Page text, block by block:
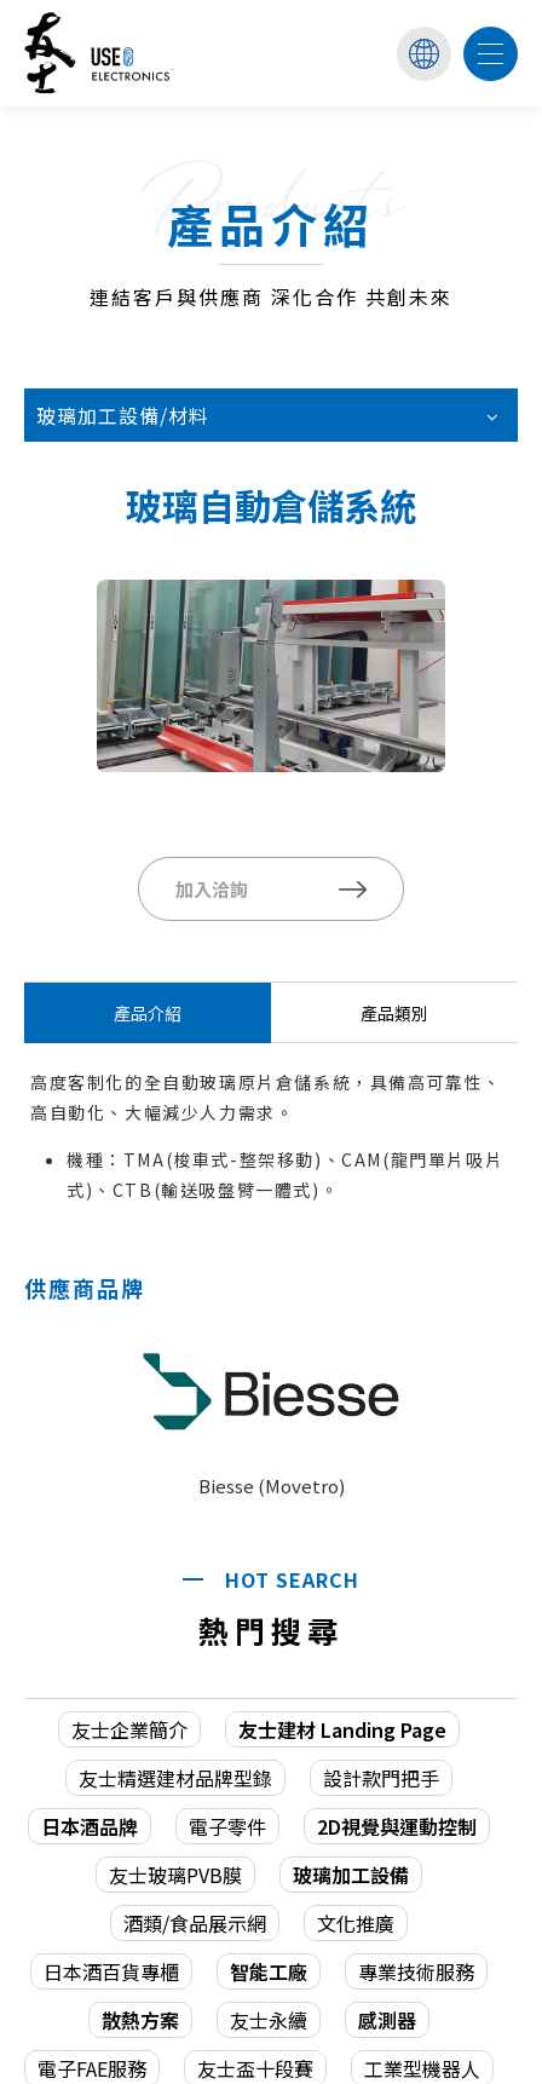
Products
產品介紹
連結客戶與供應商 深化合作 共創未來
玻璃加工設備/材料
玻璃自動倉儲系統
加入洽詢
產品介紹 產品類別
高度客制化的全自動玻璃原片倉儲系統，具備高可靠性、
高自動化、大幅減少人力需求。
機種：TMA(梭車式-整架移動)、CAM(龍門單片吸片
式)、CTB(輸送吸盤臂一體式)。
供應商品牌
Biesse (Movetro)
HOT SEARCH
熱門搜尋
友士企業簡介
友士建材 Landing Page
友士精選建材品牌型錄
設計款門把手
日本酒品牌
電子零件
2D視覺與運動控制
友士玻璃PVB膜
玻璃加工設備
酒類/食品展示網
文化推廣
日本酒百貨專櫃
智能工廠
專業技術服務
散熱方案
友士永續
感測器
電子FAE服務
友士盃十段賽
工業型機器人